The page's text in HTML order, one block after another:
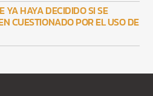
YA HAYA DECIDIDO SI SE
CUESTIONADO POR EL USO DE